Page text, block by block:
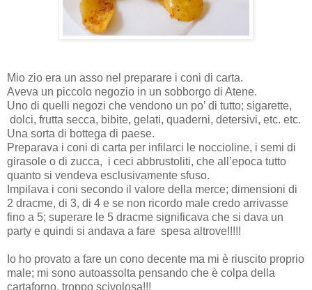
Mio zio era un asso nel preparare i coni di carta.
Aveva un piccolo negozio in un sobborgo di Atene.
Uno di quelli negozi che vendono un po’ di tutto; sigarette,
dolci, frutta secca, bibite, gelati, quaderni, detersivi, etc. etc.
Una sorta di bottega di paese.
Preparava i coni di carta per infilarci le noccioline, i semi di
girasole o di zucca, i ceci abbrustoliti, che all’epoca tutto
quanto si vendeva esclusivamente sfuso.
Impilava i coni secondo il valore della merce; dimensioni di
2 dracme, di 3, di 4 e se non ricordo male credo arrivasse
fino a 5; superare le 5 dracme significava che si dava un
party e quindi si andava a fare spesa altrove!!!!!
Io ho provato a fare un cono decente ma mi è riuscito proprio
male; mi sono autoassolta pensando che è colpa della
cartaforno, troppo scivolosa!!!